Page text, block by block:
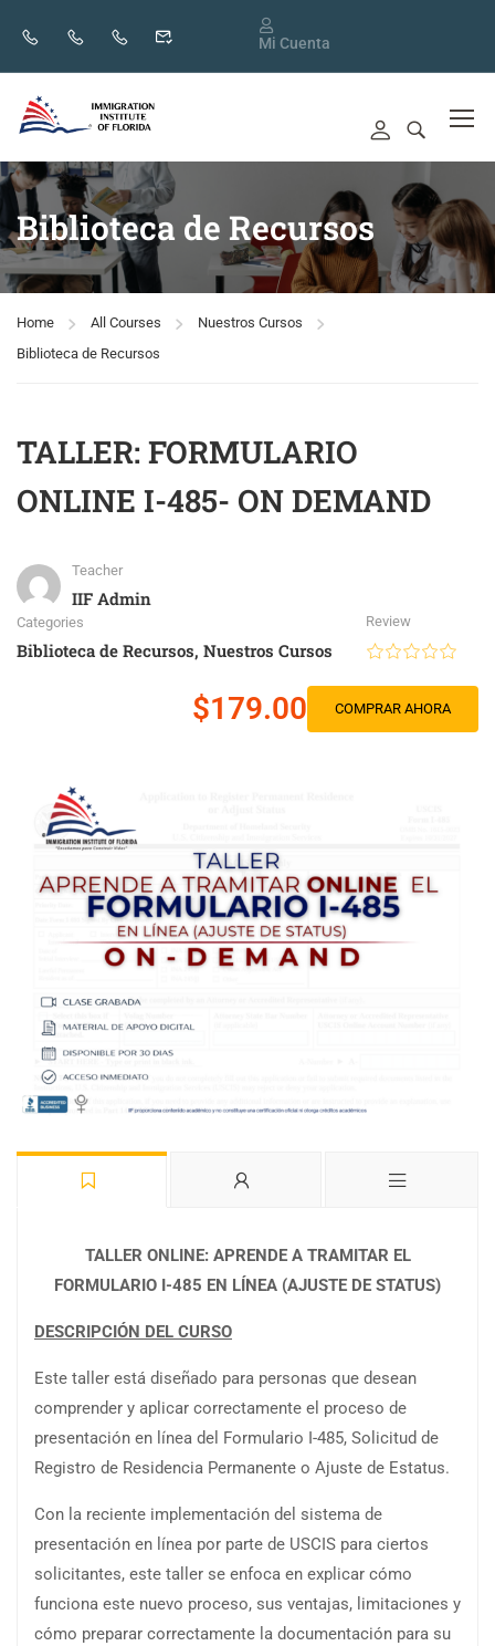
Mi Cuenta
Biblioteca de Recursos
Home All Courses
Nuestros Cursos
Biblioteca de Recursos
TALLER: FORMULARIO
ONLINE I-485- ON DEMAND
Teacher
IIF Admin
Categories
Biblioteca de Recursos, Nuestros Cursos
Review
$179.00 COMPRAR AHORA
TALLER ONLINE: APRENDE A TRAMITAR EL
FORMULARIO I-485 EN LÍNEA (AJUSTE DE STATUS)
DESCRIPCIÓN DEL CURSO
Este taller está diseñado para personas que desean
comprender y aplicar correctamente el proceso de
presentación en línea del Formulario I-485, Solicitud de
Registro de Residencia Permanente o Ajuste de Estatus.
Con la reciente implementación del sistema de
presentación en línea por parte de USCIS para ciertos
solicitantes, este taller se enfoca en explicar cómo
funciona este nuevo proceso, sus ventajas, limitaciones y
cómo preparar correctamente la documentación para su